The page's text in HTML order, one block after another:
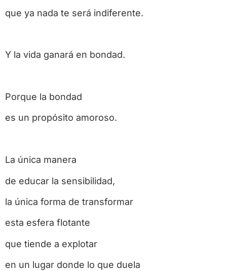
que ya nada te será indiferente.
Y la vida ganará en bondad.
Porque la bondad
es un propósito amoroso.
La única manera
de educar la sensibilidad,
la única forma de transformar
esta esfera flotante
que tiende a explotar
en un lugar donde lo que duela